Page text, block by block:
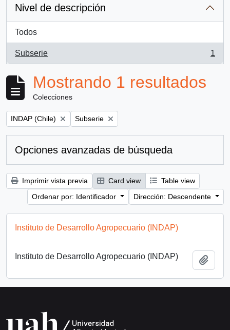
Nivel de descripción
Todos
Subserie
, 1 resultados
1
Mostrando 1 resultados
Colecciones
Remove filter:
INDAP (Chile) Remove filter:
Subserie
Opciones avanzadas de búsqueda
Imprimir vista previa Card view
Table view
Ordenar por: Identificador
Dirección: Descendente
Instituto de Desarrollo Agropecuario (INDAP)
Instituto de Desarrollo Agropecuario (INDAP)